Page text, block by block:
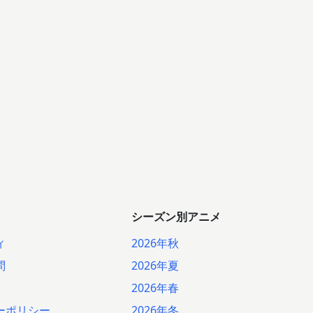
シーズン別アニメ
2026年秋
2026年夏
2026年春